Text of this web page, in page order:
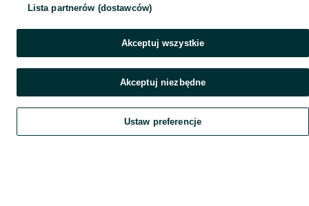
Szukaj Obserwujesz Dodaj Czat Konto
Lista partnerów (dostawców)
Akceptuj wszystkie
Akceptuj niezbędne
Ustaw preferencje